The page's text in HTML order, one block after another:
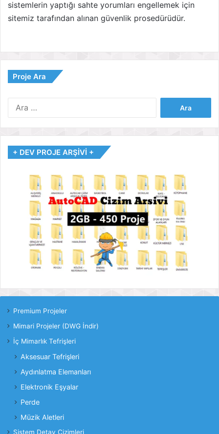
sistemlerin yaptığı sahte yorumları engellemek için
sitemiz tarafından alınan güvenlik prosedürüdür.
Proje Ara
+ DEV PROJE ARŞİVİ +
Premium Projeler
Mimari Projeler (DWG İndir)
İç Mimarlık Tefrişleri
Aksesuar Tefrişleri
Aydınlatma Elemanları
Elektronik Eşyalar
Perde
Müzik Aletleri
Sistem Detay Çizimleri